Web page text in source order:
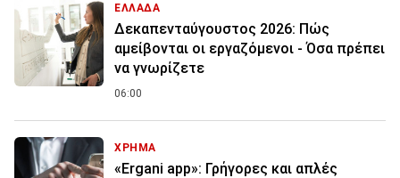
ΕΛΛΑΔΑ
Δεκαπενταύγουστος 2026: Πώς
αμείβονται οι εργαζόμενοι - Όσα πρέπει
να γνωρίζετε
06:00
ΧΡΗΜΑ
«Ergani app»: Γρήγορες και απλές